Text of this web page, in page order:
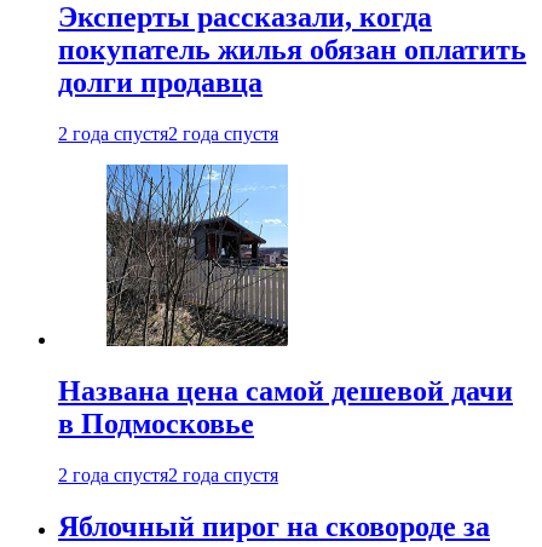
Эксперты рассказали, когда
покупатель жилья обязан оплатить
долги продавца
2 года спустя2 года спустя
Названа цена самой дешевой дачи
в Подмосковье
2 года спустя2 года спустя
Яблочный пирог на сковороде за